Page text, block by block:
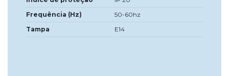
Frequência (Hz)
50-60hz
Tampa
E14